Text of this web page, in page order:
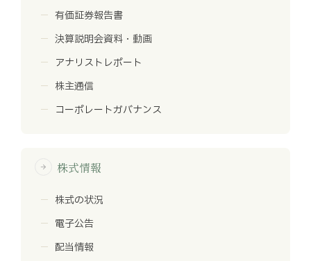
有価証券報告書
決算説明会資料・動画
アナリストレポート
株主通信
コーポレートガバナンス
arrow_forward 株式情報
株式の状況
電子公告
配当情報